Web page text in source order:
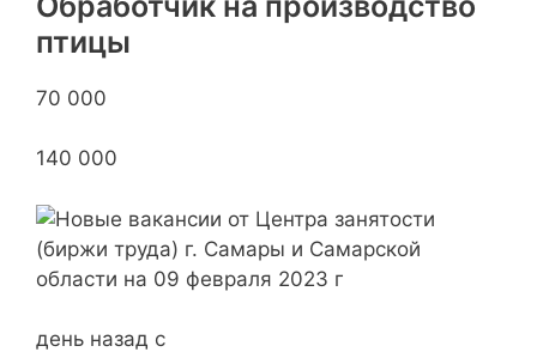
птицы
70 000
140 000
день назад с